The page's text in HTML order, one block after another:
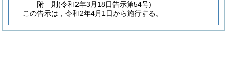
附 則(令和2年3月18日告示第54号)
この告示は，令和2年4月1日から施行する。